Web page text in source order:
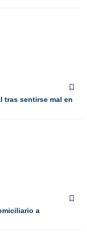
tras sentirse mal en
a